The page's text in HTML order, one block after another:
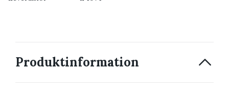
Produktinformation